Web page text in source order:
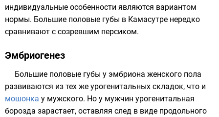
индивидуальные особенности являются вариантом
нормы. Большие половые губы в Камасутре нередко
сравнивают с созревшим персиком.
Эмбриогенез
Большие половые губы у эмбриона женского пола
развиваются из тех же урогенитальных складок, что и
мошонка у мужского. Но у мужчин урогенитальная
борозда зарастает, оставляя след в виде продольного